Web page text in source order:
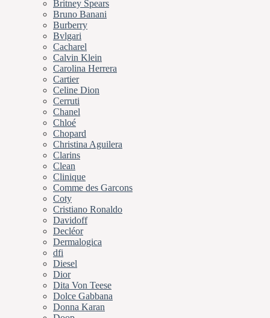
Britney Spears
Bruno Banani
Burberry
Bvlgari
Cacharel
Calvin Klein
Carolina Herrera
Cartier
Celine Dion
Cerruti
Chanel
Chloé
Chopard
Christina Aguilera
Clarins
Clean
Clinique
Comme des Garcons
Coty
Cristiano Ronaldo
Davidoff
Decléor
Dermalogica
dfi
Diesel
Dior
Dita Von Teese
Dolce Gabbana
Donna Karan